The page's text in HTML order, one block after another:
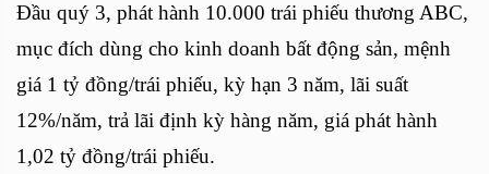
Đầu quý 3, phát hành 10.000 trái phiếu thương ABC,
mục đích dùng cho kinh doanh bất động sản, mệnh
giá 1 tỷ đồng/trái phiếu, kỳ hạn 3 năm, lãi suất
12%/năm, trả lãi định kỳ hàng năm, giá phát hành
1,02 tỷ đồng/trái phiếu.